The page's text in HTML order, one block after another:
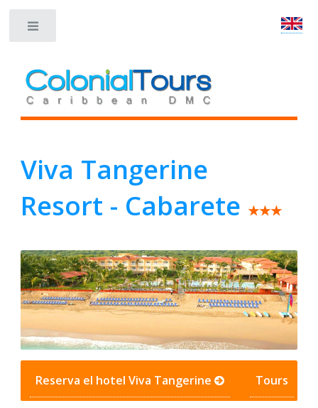
Viva Tangerine
Resort - Cabarete ★★★
Reserva el hotel Viva Tangerine Tours